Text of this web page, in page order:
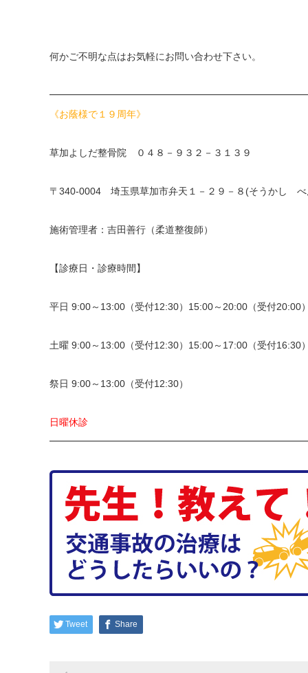
何かご不明な点はお気軽にお問い合わせ下さい。
《お蔭様で１９周年》
草加よしだ整骨院 ０４８－９３２－３１３９
〒340-0004 埼玉県草加市弁天１－２９－８(そうかし べ
施術管理者：吉田善行（柔道整復師）
【診療日・診療時間】
平日 9:00～13:00（受付12:30）15:00～20:00（受付20:00
土曜 9:00～13:00（受付12:30）15:00～17:00（受付16:30
祭日 9:00～13:00（受付12:30）
日曜休診
Tweet Share